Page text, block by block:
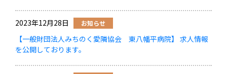
2023年12月28日 お知らせ
【一般財団法人みちのく愛隣協会 東八幡平病院】 求人情報
を公開しております。